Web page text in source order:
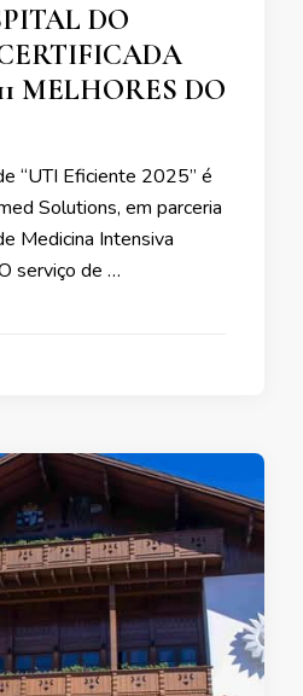
DO
MELHORES DO
“UTI Eficiente 2025” é
Solutions, em parceria
Medicina Intensiva
serviço de …